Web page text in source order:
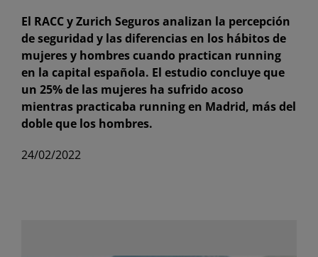
El RACC y Zurich Seguros analizan la percepción
de seguridad y las diferencias en los hábitos de
mujeres y hombres cuando practican running
en la capital española. El estudio concluye que
un 25% de las mujeres ha sufrido acoso
mientras practicaba running en Madrid, más del
doble que los hombres.
24/02/2022